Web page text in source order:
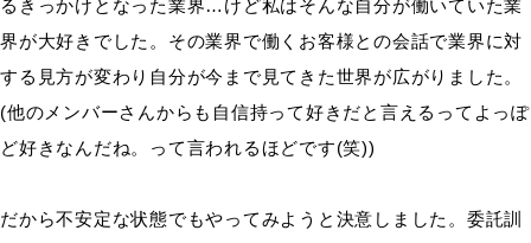
るきっかけとなった業界…けど私はそんな自分が働いていた業
界が大好きでした。その業界で働くお客様との会話で業界に対
する見方が変わり自分が今まで見てきた世界が広がりました。
(他のメンバーさんからも自信持って好きだと言えるってよっぽ
ど好きなんだね。って言われるほどです(笑))
だから不安定な状態でもやってみようと決意しました。委託訓